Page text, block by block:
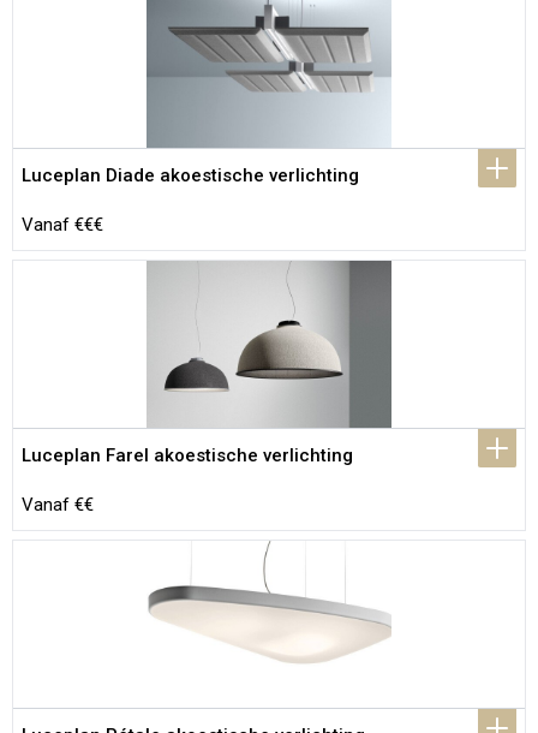
Luceplan Diade akoestische verlichting
Vanaf €€€
Luceplan Farel akoestische verlichting
Vanaf €€